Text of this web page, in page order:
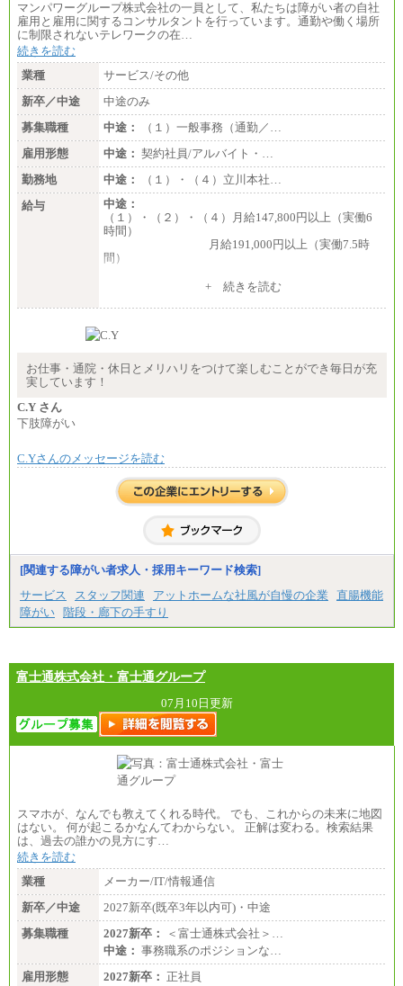
マンパワーグループ株式会社の一員として、私たちは障がい者の自社
雇用と雇用に関するコンサルタントを行っています。通勤や働く場所
に制限されないテレワークの在…
続きを読む
業種
サービス/その他
新卒／中途
中途のみ
募集職種
中途：
（１）一般事務（通勤／…
雇用形態
中途： 契約社員/アルバイト・…
勤務地
中途：
（１）・（４）立川本社…
給与
中途：
（１）・（２）・（４）月給147,800円以上（実働6
時間）
月給191,000円以上（実働7.5時
間）
（３）月給191,000円以上（実働7.5時間）
（５）月給147,800円以上（実働6時間）
時給 1,226円（実働4.5時間）
間額換算額）
・退職金相当手当 37円
+ 続きを読む
お仕事・通院・休日とメリハリをつけて楽しむことができ毎日が充
実しています！
C.Y さん
下肢障がい
C.Yさんのメッセージを読む
[関連する障がい者求人・採用キーワード検索]
サービス
スタッフ関連 アットホームな社風が自慢の企業
直腸機能
障がい 階段・廊下の手すり
富士通株式会社・富士通グループ
07月10日更新
スマホが、なんでも教えてくれる時代。 でも、これからの未来に地図
はない。 何が起こるかなんてわからない。 正解は変わる。検索結果
は、過去の誰かの見方にす…
続きを読む
業種
メーカー/IT/情報通信
新卒／中途
2027新卒(既卒3年以内可)・中途
募集職種
2027新卒：
＜富士通株式会社＞…
中途： 事務職系のポジションな…
雇用形態
2027新卒： 正社員